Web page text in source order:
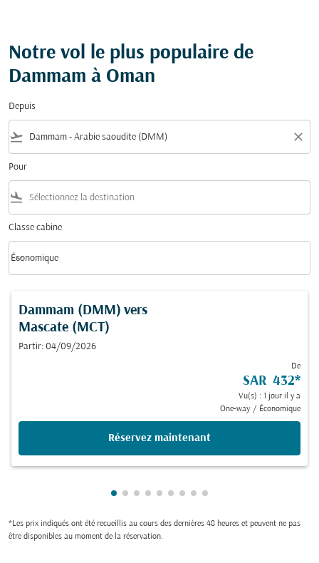
Notre vol le plus populaire de
Dammam à Oman
Depuis
flight_takeoff close
Pour
flight_land
Classe cabine
Classe cabine option Économique Selected
Économique
keyboard_arrow_down
Dammam (DMM) vers
Mascate (MCT)
Partir: 04/09/2026
De
SAR 432*
Vu(s) : 1 jour il y a
One-way / Économique
Réservez maintenant
Showing cmp-pagination-showing-
Showing cmp-pagination-showing-
Showing cmp-pagination-
Showing cmp-pagination-
Showing cmp-pagination-
Showing cmp-pagination-
Showing cmp-
Showing cmp-
Showing cmp-
*Les prix indiqués ont été recueillis au cours des dernières 48 heures et peuvent ne pas
être disponibles au moment de la réservation.